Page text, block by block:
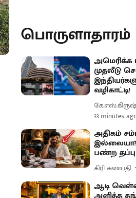
பொருளாதாரம்
அமெரிக்க
முதலீடு
வழிகாட்டி!
33 minutes
அதிகம்
பண்ற
கிரி கணபதி
ஆடி